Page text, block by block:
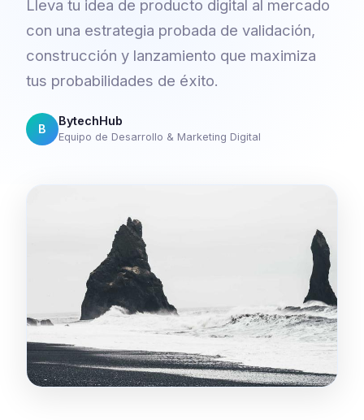
Lleva tu idea de producto digital al mercado
con una estrategia probada de validación,
construcción y lanzamiento que maximiza
tus probabilidades de éxito.
B
BytechHub
Equipo de Desarrollo & Marketing Digital